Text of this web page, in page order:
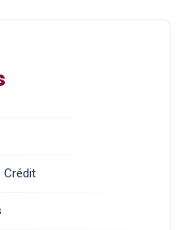
Crédit